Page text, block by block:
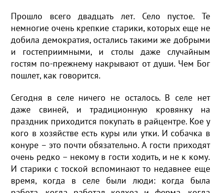
Прошло всего двадцать лет. Село пустое. Те
немногие очень крепкие старики, которых еще не
добила демократия, остались такими же добрыми
и гостеприимными, и столы даже случайным
гостям по-прежнему накрывают от души. Чем Бог
пошлет, как говорится.
Сегодня в селе ничего не осталось. В селе нет
даже свиней, и традиционную кровянку на
праздник приходится покупать в райцентре. Кое у
кого в хозяйстве есть куры или утки. И собачка в
конуре – это почти обязательно. А гости приходят
очень редко – некому в гости ходить, и не к кому.
И старики с тоской вспоминают то недавнее еще
время, когда в селе были люди: когда была